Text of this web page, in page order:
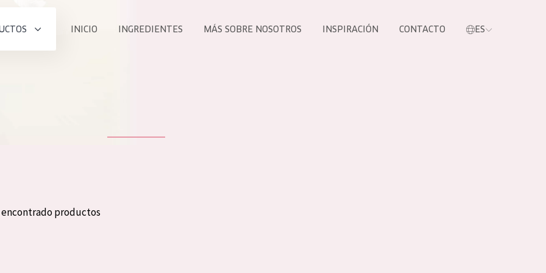
INICIO INGREDIENTES MÁS SOBRE NOSOTROS INSPIRACIÓN CONTACTO ES
encontrado productos